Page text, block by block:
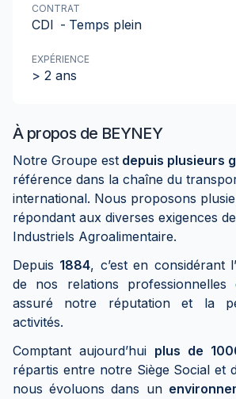
À propos de BEYNEY
Notre Groupe est depuis plusieurs
référence dans la chaîne du
international. Nous proposons
répondant aux diverses exigences
Industriels Agroalimentaire.
Depuis 1884, c’est en considérant
de nos relations
assuré notre réputation et la
activités.
Comptant aujourd’hui plus de
répartis entre notre Siège Social et
nous évoluons dans un
CONTRAT
CDI - Temps plein
EXPÉRIENCE
> 2 ans